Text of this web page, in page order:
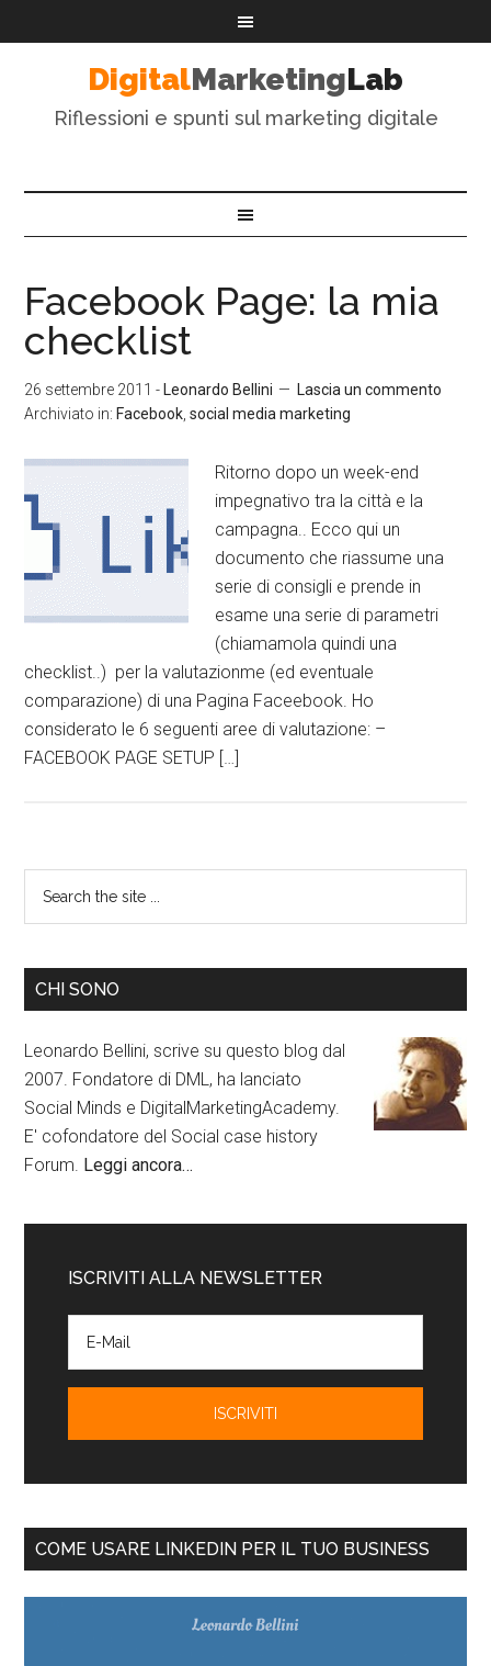
DigitalMarketingLab
Riflessioni e spunti sul marketing digitale
Facebook Page: la mia
checklist
26 settembre 2011 - Leonardo Bellini
Lascia un commento
Archiviato in: Facebook ,social media marketing
Ritorno dopo un week-end
impegnativo tra la città e la
campagna.. Ecco qui un
documento che riassume una
serie di consigli e prende in
esame una serie di parametri
(chiamamola quindi una
checklist..) per la valutazionme (ed eventuale
comparazione) di una Pagina Faceebook. Ho
considerato le 6 seguenti aree di valutazione: –
FACEBOOK PAGE SETUP […]
CHI SONO
Leonardo Bellini, scrive su questo blog dal
2007. Fondatore di DML, ha lanciato
Social Minds e DigitalMarketingAcademy.
E' cofondatore del Social case history
Forum. Leggi ancora…
ISCRIVITI ALLA NEWSLETTER
COME USARE LINKEDIN PER IL TUO BUSINESS